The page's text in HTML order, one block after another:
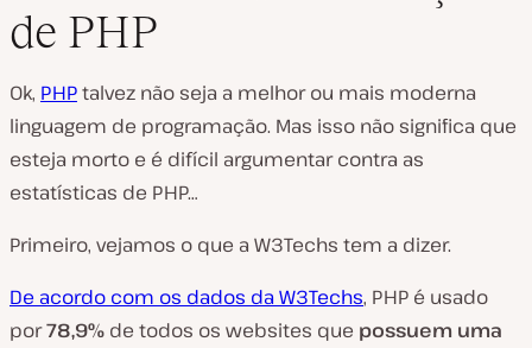
de PHP
Ok, PHPtalvez não seja a melhor ou mais moderna
linguagem de programação. Mas isso não significa que
esteja morto e é difícil argumentar contra as
estatísticas de PHP…
Primeiro, vejamos o que a W3Techs tem a dizer.
De acordo com os dados da W3Techs, PHP é usado
por78,9% de todos os websites que possuem uma